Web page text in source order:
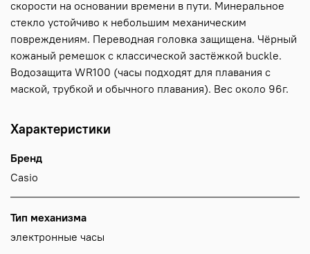
скорости на основании времени в пути. Минеральное
стекло устойчиво к небольшим механическим
повреждениям. Переводная головка защищена. Чёрный
кожаный ремешок с классической застёжкой buckle.
Водозащита WR100 (часы подходят для плавания с
маской, трубкой и обычного плавания). Вес около 96г.
Характеристики
Бренд
Casio
Тип механизма
электронные часы